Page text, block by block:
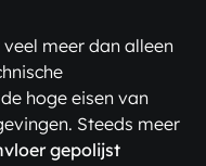
meer dan alleen
hoge eisen van
Steeds meer
gepolijst